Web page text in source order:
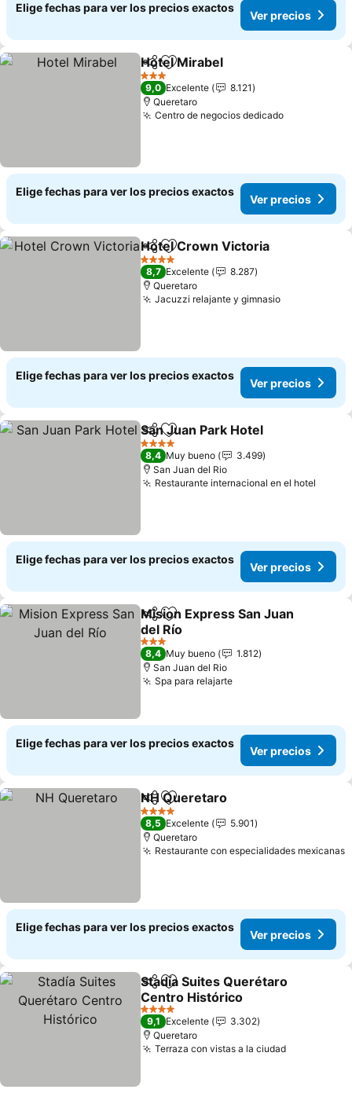
Elige fechas para ver los precios exactos
Ver precios
CompartirAgregar a favoritos
Hotel Mirabel
3 Estrellas
9,0 Excelente
8.121
Queretaro
Centro de negocios dedicado
Elige fechas para ver los precios exactos
Ver precios
CompartirAgregar a favoritos
Hotel Crown Victoria
4 Estrellas
8,7 Excelente
8.287
Queretaro
Jacuzzi relajante y gimnasio
Elige fechas para ver los precios exactos
Ver precios
CompartirAgregar a favoritos
San Juan Park Hotel
4 Estrellas
8,4 Muy bueno
3.499
San Juan del Rio
Restaurante internacional en el hotel
Elige fechas para ver los precios exactos
Ver precios
CompartirAgregar a favoritos
Mision Express San Juan
del Río
3 Estrellas
8,4 Muy bueno
1.812
San Juan del Rio
Spa para relajarte
Elige fechas para ver los precios exactos
Ver precios
CompartirAgregar a favoritos
NH Queretaro
4 Estrellas
8,5 Excelente
5.901
Queretaro
Restaurante con especialidades mexicanas
Elige fechas para ver los precios exactos
Ver precios
CompartirAgregar a favoritos
Stadía Suites Querétaro
Centro Histórico
4 Estrellas
9,1 Excelente
3.302
Queretaro
Terraza con vistas a la ciudad